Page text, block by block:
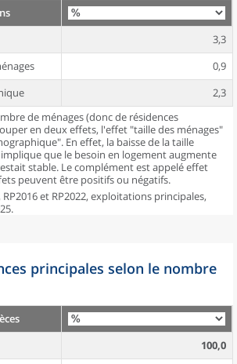
3,3
0,9
2,3
de ménages (donc de résidences
en deux effets, l'effet "taille des ménages"
En effet, la baisse de la taille
que le besoin en logement augmente
stable. Le complément est appelé effet
peuvent être positifs ou négatifs.
RP2016 et RP2022, exploitations principales,
principales selon le nombre
100,0